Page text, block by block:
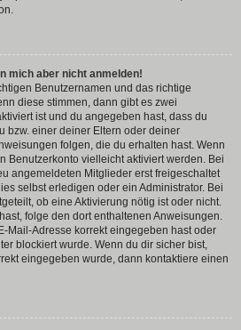
mich aber nicht anmelden!
Benutzernamen und das richtige
diese stimmen, dann gibt es zwei
ist und du angegeben hast, dass du
bzw. einer deiner Eltern oder deiner
folgen, die du erhalten hast. Wenn
Benutzerkonto vielleicht aktiviert werden. Bei
angemeldeten Mitglieder erst freigeschaltet
selbst erledigen oder ein Administrator. Bei
ob eine Aktivierung nötig ist oder nicht.
folge den dort enthaltenen Anweisungen.
Mail-Adresse korrekt eingegeben hast oder
blockiert wurde. Wenn du dir sicher bist,
eingegeben wurde, dann kontaktiere einen